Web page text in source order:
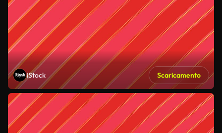
iStock Scaricamento